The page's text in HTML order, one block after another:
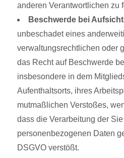
anderen Verantwortlichen zu
Beschwerde bei
unbeschadet eines
verwaltungsrechtlichen oder
das Recht auf Beschwerde
insbesondere in dem
Aufenthaltsorts, ihres
mutmaßlichen Verstoßes,
dass die Verarbeitung der
personenbezogenen Daten
DSGVO verstößt.